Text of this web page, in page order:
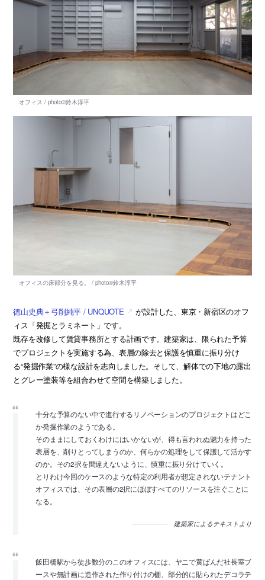
徳山史典＋弓削純平 / UNQUOTE
が設計した、東京・新宿区のオフ
ィス「発掘とラミネート」です。
既存を改修して賃貸事務所とする計画です。建築家は、限られた予算
でプロジェクトを実施する為、表層の除去と保護を慎重に振り分け
る“発掘作業”の様な設計を志向しました。そして、解体での下地の露出
とグレー塗装等を組合わせて空間を構築しました。
十分な予算のない中で進行するリノベーションのプロジェクトはどこ
か発掘作業のようである。
そのままにしておくわけにはいかないが、得も言われぬ魅力を持った
表層を、削りとってしまうのか、何らかの処理をして保護して活かす
のか。その2択を間違えないように、慎重に振り分けていく。
とりわけ今回のケースのような特定の利用者が想定されないテナント
オフィスでは、その表層の2択にほぼすべてのリソースを注ぐことに
なる。
建築家によるテキストより
飯田橋駅から徒歩数分のこのオフィスには、ヤニで黄ばんだ社長室ブ
ースや無計画に造作された作り付けの棚、部分的に貼られたデコラテ